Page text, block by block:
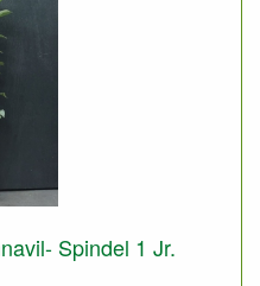
Spindel 1 Jr.